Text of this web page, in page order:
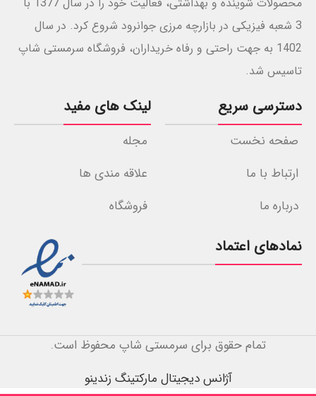
3 شعبه فیزیکی در بازارچه مرزی جوانرود شروع کرد. در سال
1402 به جهت راحتی و رفاه خریداران، فروشگاه سرمستی شاپ
تاسیس شد.
دسترسی سریع
صفحه نخست
ارتباط با ما
درباره ما
لینک های مفید
مجله
علاقه مندی ها
فروشگاه
نمادهای اعتماد
تمام حقوق برای سرمستی شاپ محفوظ است.
آژانس دیجیتال مارکتینگ زندینو
رنگ